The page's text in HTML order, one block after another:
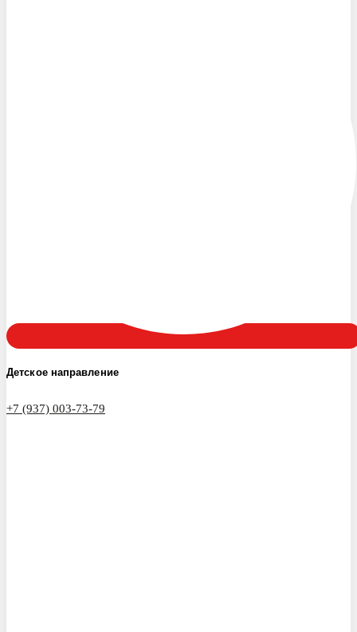
Детское направление
+7 (937) 003-73-79